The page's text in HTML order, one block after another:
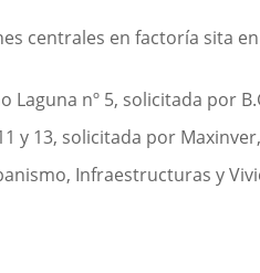
centrales en factoría sita
nº 5, solicitada por
y 13, solicitada por Maxinver,
Infraestructuras y